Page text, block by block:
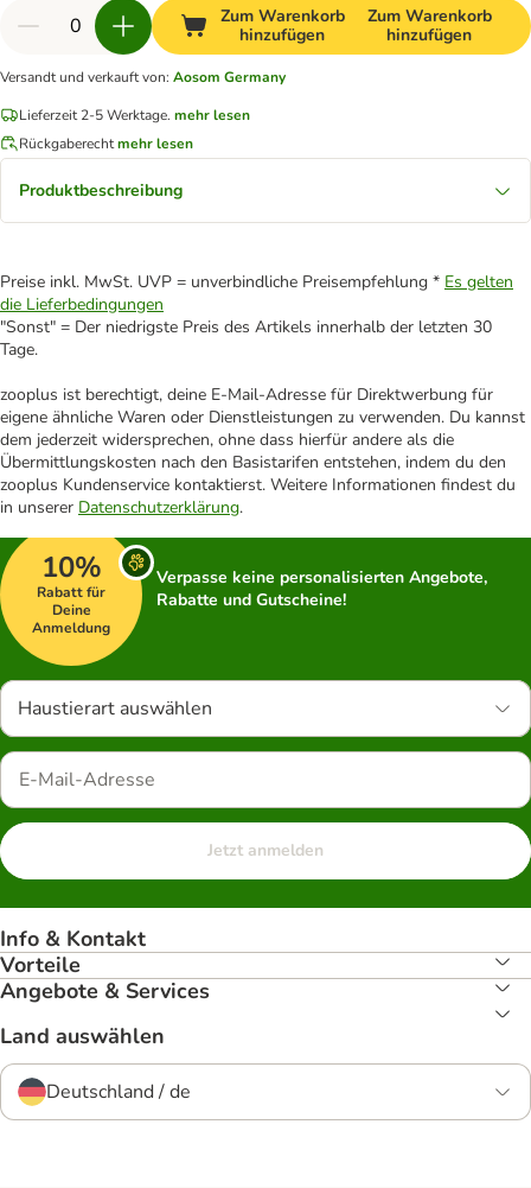
Zum Warenkorb
hinzufügen
Zum Warenkorb
hinzufügen
Versandt und verkauft von: Aosom Germany
Lieferzeit 2-5 Werktage. mehr lesen
Rückgaberechtmehr lesen
Produktbeschreibung
Preise inkl. MwSt. UVP = unverbindliche Preisempfehlung * Es gelten
die Lieferbedingungen
"Sonst" = Der niedrigste Preis des Artikels innerhalb der letzten 30
Tage.
zooplus ist berechtigt, deine E-Mail-Adresse für Direktwerbung für
eigene ähnliche Waren oder Dienstleistungen zu verwenden. Du kannst
dem jederzeit widersprechen, ohne dass hierfür andere als die
Übermittlungskosten nach den Basistarifen entstehen, indem du den
zooplus Kundenservice kontaktierst. Weitere Informationen findest du
in unserer Datenschutzerklärung.
10%
Rabatt für
Deine
Anmeldung
Verpasse keine personalisierten Angebote,
Rabatte und Gutscheine!
Haustierart auswählen
Jetzt anmelden
Info & Kontakt
Vorteile
Angebote & Services
Land auswählen
Deutschland / de